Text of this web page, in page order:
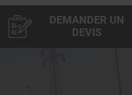
DEMANDER UN
DEVIS